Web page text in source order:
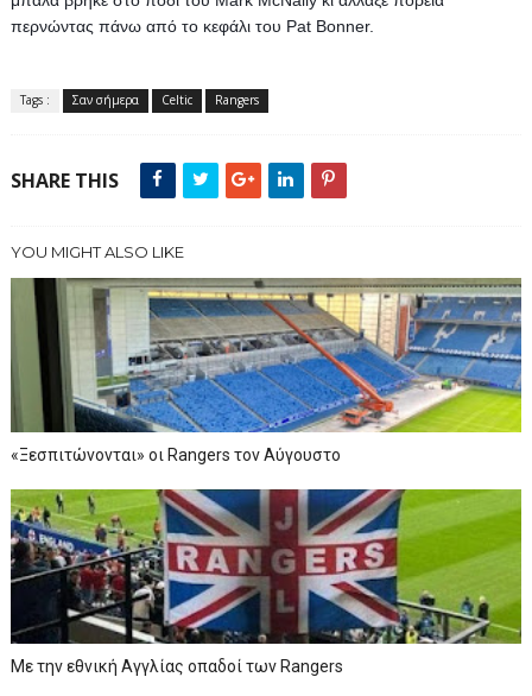
περνώντας πάνω από το κεφάλι του Pat Bonner.
Tags : Σαν σήμερα Celtic Rangers
SHARE THIS
YOU MIGHT ALSO LIKE
«Ξεσπιτώνονται» οι Rangers τον Αύγουστο
Με την εθνική Αγγλίας οπαδοί των Rangers